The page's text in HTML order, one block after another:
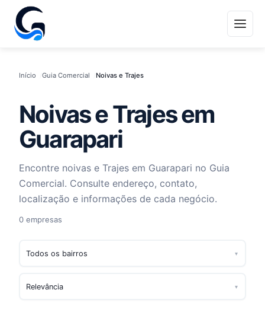
Início Guia Comercial Noivas e Trajes
Noivas e Trajes em
Guarapari
Encontre noivas e Trajes em Guarapari no Guia
Comercial. Consulte endereço, contato,
localização e informações de cada negócio.
0 empresas
▾
▾